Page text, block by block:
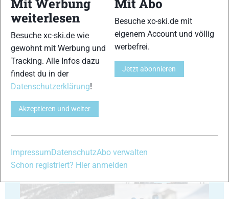
29 30
31
Mit Werbung
weiterlesen
Besuche xc-ski.de wie
gewohnt mit Werbung und
Tracking. Alle Infos dazu
findest du in der
Datenschutzerklärung!
Akzeptieren und weiter
Mit Abo
Besuche xc-ski.de mit
eigenem Account und völlig
werbefrei.
Jetzt abonnieren
ImpressumDatenschutzAbo verwalten
Schon registriert? Hier anmelden